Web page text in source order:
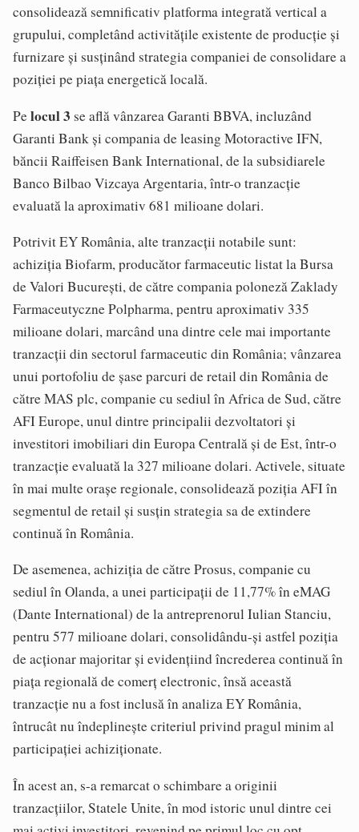
consolidează semnificativ platforma integrată vertical a
grupului, completând activităţile existente de producţie şi
furnizare şi susţinând strategia companiei de consolidare a
poziţiei pe piaţa energetică locală.
Pelocul 3 se află vânzarea Garanti BBVA, incluzând
Garanti Bank şi compania de leasing Motoractive IFN,
băncii Raiffeisen Bank International, de la subsidiarele
Banco Bilbao Vizcaya Argentaria, într-o tranzacţie
evaluată la aproximativ 681 milioane dolari.
Potrivit EY România, alte tranzacţii notabile sunt:
achiziţia Biofarm, producător farmaceutic listat la Bursa
de Valori Bucureşti, de către compania poloneză Zaklady
Farmaceutyczne Polpharma, pentru aproximativ 335
milioane dolari, marcând una dintre cele mai importante
tranzacţii din sectorul farmaceutic din România; vânzarea
unui portofoliu de şase parcuri de retail din România de
către MAS plc, companie cu sediul în Africa de Sud, către
AFI Europe, unul dintre principalii dezvoltatori şi
investitori imobiliari din Europa Centrală şi de Est, într-o
tranzacţie evaluată la 327 milioane dolari. Activele, situate
în mai multe oraşe regionale, consolidează poziţia AFI în
segmentul de retail şi susţin strategia sa de extindere
continuă în România.
De asemenea, achiziţia de către Prosus, companie cu
sediul în Olanda, a unei participaţii de 11,77% în eMAG
(Dante International) de la antreprenorul Iulian Stanciu,
pentru 577 milioane dolari, consolidându-şi astfel poziţia
de acţionar majoritar şi evidenţiind încrederea continuă în
piaţa regională de comerţ electronic, însă această
tranzacţie nu a fost inclusă în analiza EY România,
întrucât nu îndeplineşte criteriul privind pragul minim al
participaţiei achiziţionate.
În acest an, s-a remarcat o schimbare a originii
tranzacţiilor, Statele Unite, în mod istoric unul dintre cei